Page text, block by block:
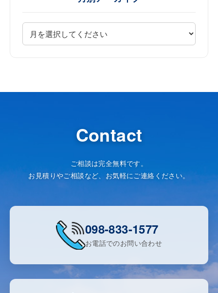
Contact
ご相談は完全無料です。
お見積りやご相談など、お気軽にご連絡ください。
098-833-1577
お電話でのお問い合わせ